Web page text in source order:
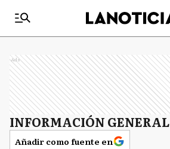
Ads
INFORMACIÓN GENERAL
Añadir como fuente en